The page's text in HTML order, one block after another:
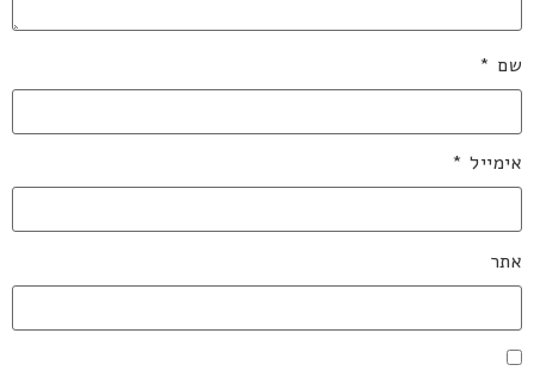
שם *
אימייל *
אתר